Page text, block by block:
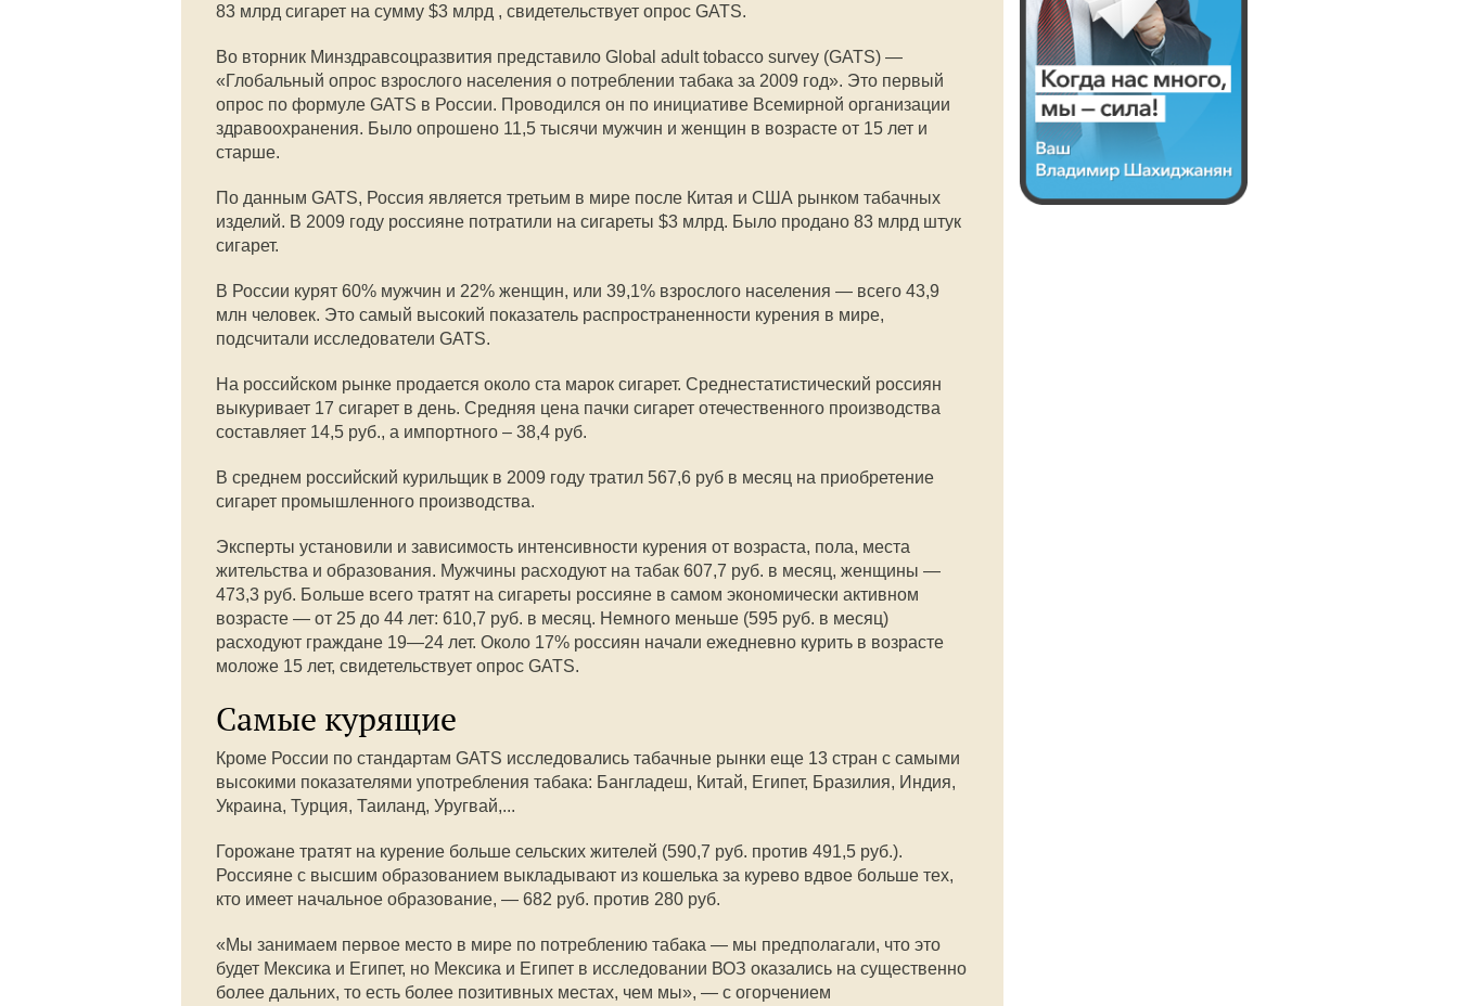
83 млрд сигарет на сумму $3 млрд , свидетельствует опрос GATS.
Во вторник Минздравсоцразвития представило Global adult tobacco survey (GATS) —
«Глобальный опрос взрослого населения о потреблении табака за 2009 год». Это первый
опрос по формуле GATS в России. Проводился он по инициативе Всемирной организации
здравоохранения. Было опрошено 11,5 тысячи мужчин и женщин в возрасте от 15 лет и
старше.
По данным GATS, Россия является третьим в мире после Китая и США рынком табачных
изделий. В 2009 году россияне потратили на сигареты $3 млрд. Было продано 83 млрд штук
сигарет.
В России курят 60% мужчин и 22% женщин, или 39,1% взрослого населения — всего 43,9
млн человек. Это самый высокий показатель распространенности курения в мире,
подсчитали исследователи GATS.
На российском рынке продается около ста марок сигарет. Среднестатистический россиян
выкуривает 17 сигарет в день. Средняя цена пачки сигарет отечественного производства
составляет 14,5 руб., а импортного – 38,4 руб.
В среднем российский курильщик в 2009 году тратил 567,6 руб в месяц на приобретение
сигарет промышленного производства.
Эксперты установили и зависимость интенсивности курения от возраста, пола, места
жительства и образования. Мужчины расходуют на табак 607,7 руб. в месяц, женщины —
473,3 руб. Больше всего тратят на сигареты россияне в самом экономически активном
возрасте — от 25 до 44 лет: 610,7 руб. в месяц. Немного меньше (595 руб. в месяц)
расходуют граждане 19—24 лет. Около 17% россиян начали ежедневно курить в возрасте
моложе 15 лет, свидетельствует опрос GATS.
Самые курящие
Кроме России по стандартам GATS исследовались табачные рынки еще 13 стран с самыми
высокими показателями употребления табака: Бангладеш, Китай, Египет, Бразилия, Индия,
Украина, Турция, Таиланд, Уругвай,...
Горожане тратят на курение больше сельских жителей (590,7 руб. против 491,5 руб.).
Россияне с высшим образованием выкладывают из кошелька за курево вдвое больше тех,
кто имеет начальное образование, — 682 руб. против 280 руб.
«Мы занимаем первое место в мире по потреблению табака — мы предполагали, что это
будет Мексика и Египет, но Мексика и Египет в исследовании ВОЗ оказались на существенно
более дальних, то есть более позитивных местах, чем мы», — с огорчением